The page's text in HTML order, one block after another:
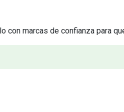
marcas de confianza para